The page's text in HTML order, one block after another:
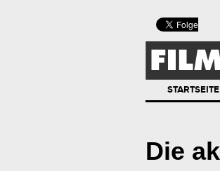
STARTSEITE
Die